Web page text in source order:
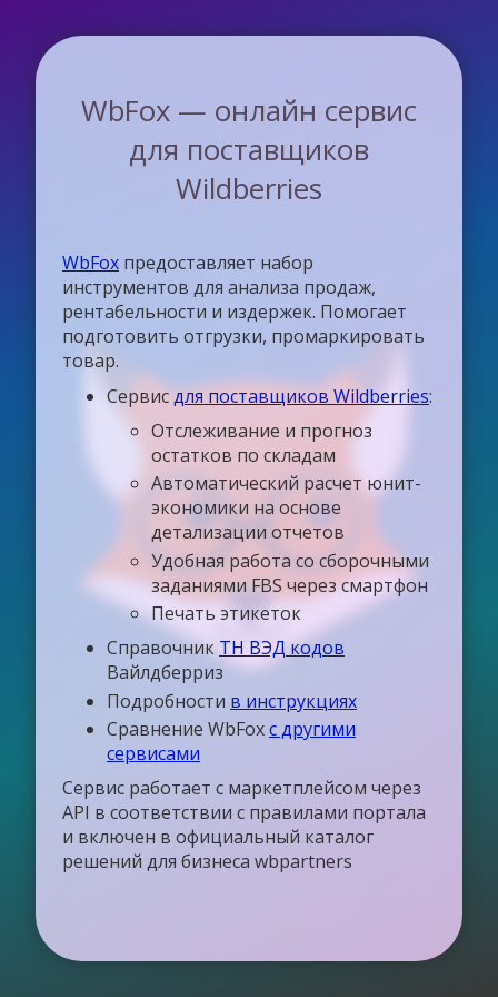
WbFox — онлайн сервис
для поставщиков
Wildberries
WbFox предоставляет набор
инструментов для анализа продаж,
рентабельности и издержек. Помогает
подготовить отгрузки, промаркировать
товар.
Сервисдля поставщиков Wildberries:
Отслеживание и прогноз
остатков по складам
Автоматический расчет юнит-
экономики на основе
детализации отчетов
Удобная работа со сборочными
заданиями FBS через смартфон
Печать этикеток
Справочник ТН ВЭД кодов
Вайлдберриз
Подробности в инструкциях
Сравнение WbFoxс другими
сервисами
Сервис работает с маркетплейсом через
API в соответствии с правилами портала
и включен в официальный каталог
решений для бизнеса wbpartners